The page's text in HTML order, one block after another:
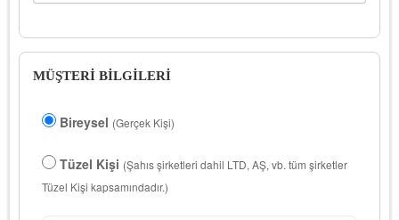
MÜŞTERİ BİLGİLERİ
Bireysel (Gerçek Kişi)
Tüzel Kişi (Şahıs şirketleri dahil LTD, AŞ, vb. tüm şirketler
Tüzel Kişi kapsamındadır.)